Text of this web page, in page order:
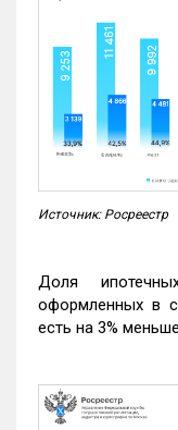
Источник: Росреестр
Доля
оформленных в
есть на 3%